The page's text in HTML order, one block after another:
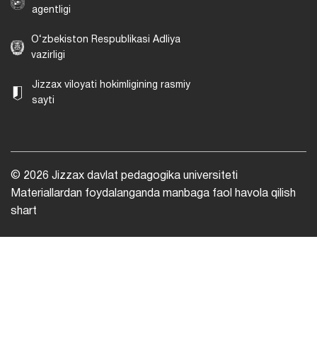
agentligi
O‘zbekiston Respublikasi Adliya
vazirligi
Jizzax viloyati hokimligining rasmiy
sayti
© 2026 Jizzax davlat pedagogika universiteti
Materiallardan foydalanganda manbaga faol havola qilish
shart